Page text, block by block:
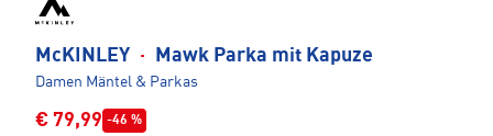
McKINLEY · Mawk Parka mit Kapuze
Damen Mäntel & Parkas
€ 79,99 -46 %